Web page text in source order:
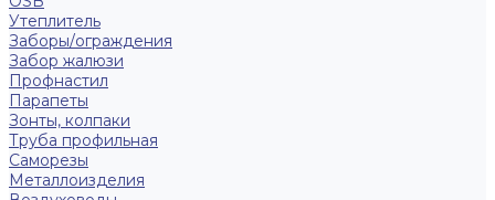
Утеплитель
Заборы/ограждения
Забор жалюзи
Профнастил
Парапеты
Зонты, колпаки
Труба профильная
Саморезы
Металлоизделия